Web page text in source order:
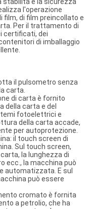
e la sicurezza
l'operazione
di film preincollato e
Per il trattamento di
certificati, dei
di imballaggio
il pulsometro senza
carta.
di carta è fornito
della carta e del
fotoelettrici e
della carta accade,
per autoprotezione.
il touch screen di
Sul touch screen,
la lunghezza di
ecc., la macchina può
automatizzata. E sul
può essere
cromato è fornita
a petrolio, che ha